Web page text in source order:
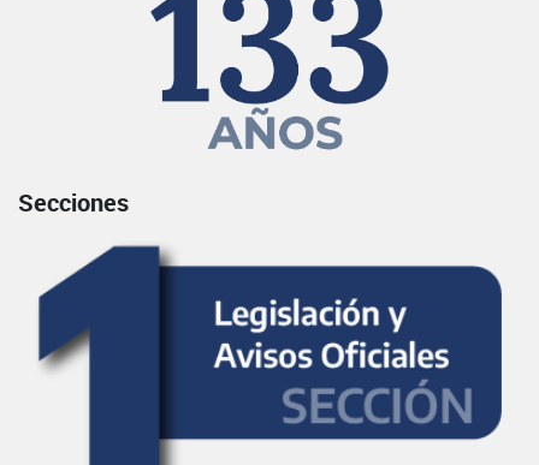
Secciones